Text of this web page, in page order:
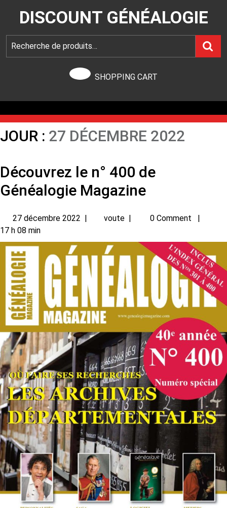
DISCOUNT GÉNÉALOGIE
SHOPPING CART
JOUR : 27 DÉCEMBRE 2022
Découvrez le n° 400 de
Généalogie Magazine
27 décembre 2022 | voute | 0 Comment
|
17 h 08 min